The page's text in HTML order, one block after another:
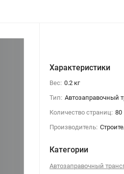
Характеристики
Вес: 0.2 кг
Тип: Автозаправочный
Количество страниц: 80
Производитель:
Категории
Автозаправочный